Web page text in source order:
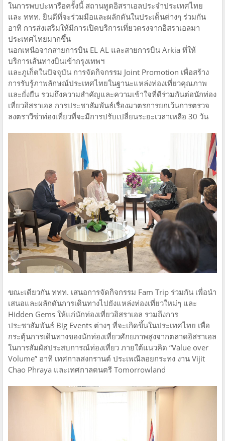
ในการพบปะหารือครั้งนี้ สถานทูตอิสราเอลประจำประเทศไทย
และ ททท. ยินดีที่จะร่วมมือและผลักดันในประเด็นต่างๆ ร่วมกัน
อาทิ การส่งเสริมให้มีการเปิดบริการเที่ยวตรงจากอิสราเอลมา
ประเทศไทยมากขึ้น
นอกเหนือจากสายการบิน EL AL และสายการบิน Arkia ที่ให้
บริการเส้นทางบินเข้ากรุงเทพฯ
และภูเก็ตในปัจจุบัน การจัดกิจกรรม Joint Promotion เพื่อสร้าง
การรับรู้ภาพลักษณ์ประเทศไทยในฐานะแหล่งท่องเที่ยวคุณภาพ
และยั่งยืน รวมถึงความสำคัญและความเข้าใจที่ดีร่วมกันต่อนักท่อง
เที่ยวอิสราเอล การประชาสัมพันธ์เรื่องมาตรการยกเว้นการตรวจ
ลงตราวีซ่าท่องเที่ยวที่จะมีการปรับเปลี่ยนระยะเวลาเหลือ 30 วัน
ขณะเดียวกัน ททท. เสนอการจัดกิจกรรม Fam Trip ร่วมกัน เพื่อนำ
เสนอและผลักดันการเดินทางไปยังแหล่งท่องเที่ยวใหม่ๆ และ
Hidden Gems ให้แก่นักท่องเที่ยวอิสราเอล รวมถึงการ
ประชาสัมพันธ์ Big Events ต่างๆ ที่จะเกิดขึ้นในประเทศไทย เพื่อ
กระตุ้นการเดินทางของนักท่องเที่ยวศักยภาพสูงจากตลาดอิสราเอล
ในการสัมผัสประสบการณ์ท่องเที่ยว ภายใต้แนวคิด “Value over
Volume” อาทิ เทศกาลสงกรานต์ ประเพณีลอยกระทง งาน Vijit
Chao Phraya และเทศกาลดนตรี Tomorrowland